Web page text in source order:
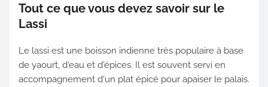
Tout ce que vous devez savoir sur le
Lassi
Le lassi est une boisson indienne très populaire à base
de yaourt, d'eau et d'épices. Il est souvent servi en
accompagnement d'un plat épicé pour apaiser le palais.